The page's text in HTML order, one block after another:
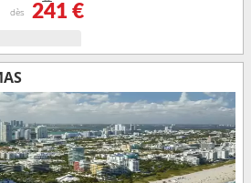
dès 241 €